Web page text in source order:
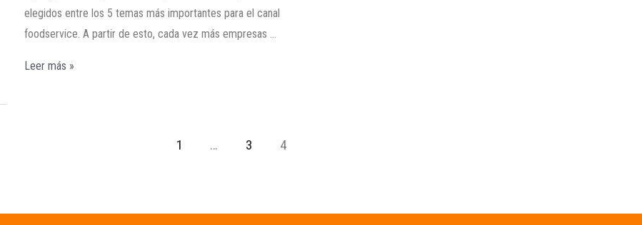
elegidos entre los 5 temas más importantes para el canal
foodservice. A partir de esto, cada vez más empresas …
Leer más »
1 … 3 4